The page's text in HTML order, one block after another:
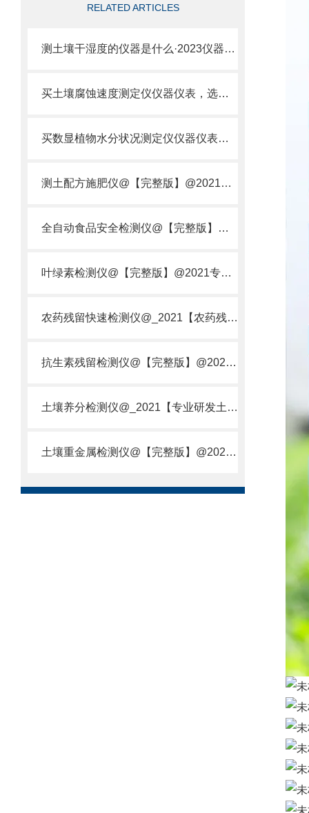
RELATED ARTICLES
测土壤干湿度的仪器是什么·2023仪器仪表·云唐土壤干湿度检测仪器设备
买土壤腐蚀速度测定仪仪器仪表，选【云唐新款】土壤腐蚀速度测定仪
买数显植物水分状况测定仪仪器仪表，就来山东云唐精品货源
测土配方施肥仪@【完整版】@2021专业测土配方施肥仪器仪表
全自动食品安全检测仪@【完整版】@2021专业全自动食品检测仪器仪表
叶绿素检测仪@【完整版】@2021专业叶绿素检测仪器仪表
农药残留快速检测仪@_2021【农药残留检测仪器仪表DE原理】
抗生素残留检测仪@【完整版】@2021专业抗生素残留检测仪器仪表
土壤养分检测仪@_2021【专业研发土壤养分快速检测仪器仪表厂】
土壤重金属检测仪@【完整版】@2021专业土壤重金属快速检测仪器仪表